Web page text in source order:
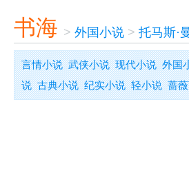
书海 > 外国小说 > 托马斯·
言情小说 武侠小说 现代小说 外国
说 古典小说 纪实小说 轻小说 蔷